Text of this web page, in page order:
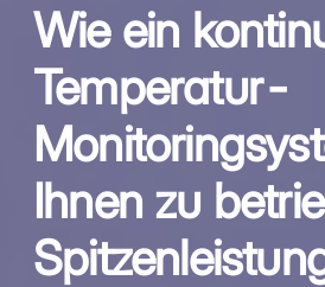
Wie ein
Temperatur-
Ihnen zu